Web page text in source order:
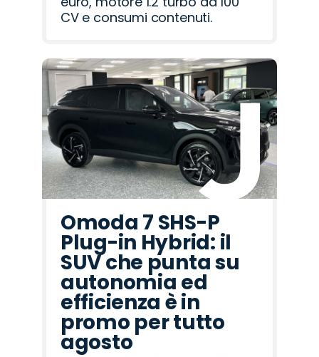
CV e consumi contenuti.
Omoda 7 SHS-P
Plug-in Hybrid: il
SUV che punta su
autonomia ed
efficienza è in
promo per tutto
agosto